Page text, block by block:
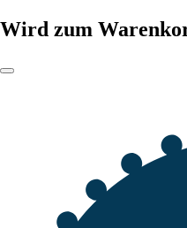
Wird zum